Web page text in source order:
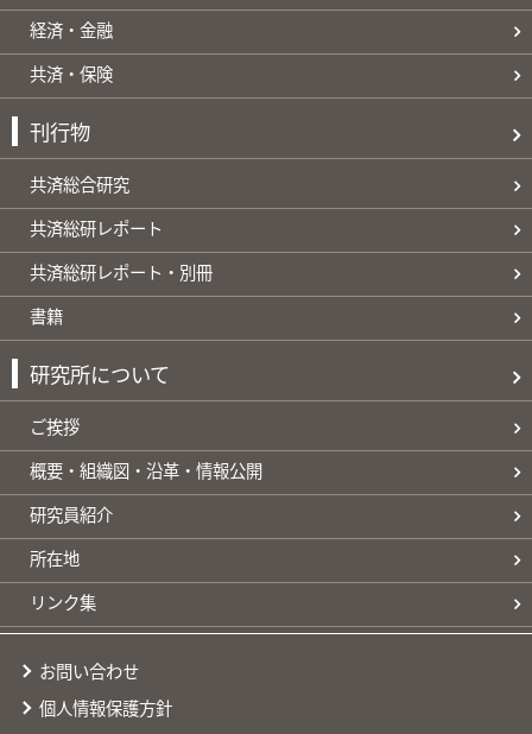
経済・金融
共済・保険
刊行物
共済総合研究
共済総研レポート
共済総研レポート・別冊
書籍
研究所について
ご挨拶
概要・組織図・沿革・情報公開
研究員紹介
所在地
リンク集
お問い合わせ
個人情報保護方針